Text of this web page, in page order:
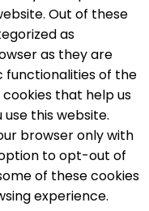
Out of these
as
as they are
functionalities of the
that help us
this website.
browser only with
to opt-out of
of these cookies
experience.